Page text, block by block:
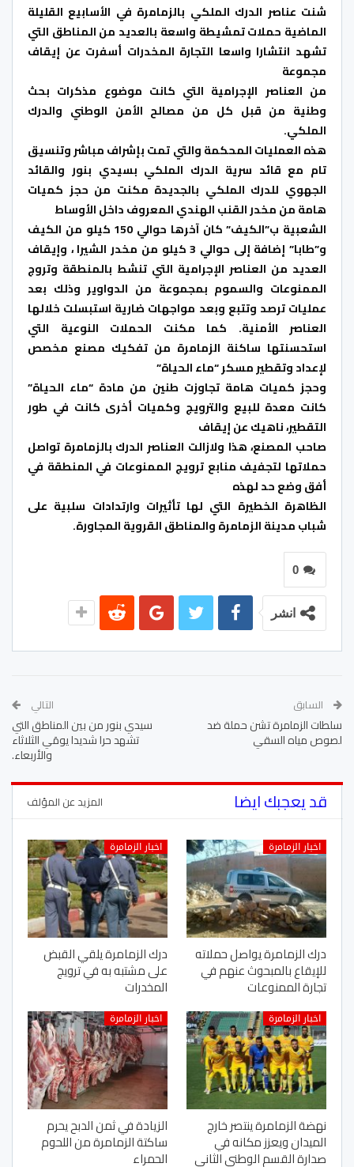
شنت عناصر الدرك الملكي بالزمامرة في الأسابيع القليلة
الماضية حملات تمشيطة واسعة بالعديد من المناطق التي
تشهد انتشارا واسعا التجارة المخدرات أسفرت عن إيقاف
مجموعة
من العناصر الإجرامية التي كانت موضوع مذكرات بحث
وطنية من قبل كل من مصالح الأمن الوطني والدرك
الملكي.
هذه العمليات المحكمة والتي تمت بإشراف مباشر وتنسيق
تام مع قائد سرية الدرك الملكي بسيدي بنور والقائد
الجهوي للدرك الملكي بالجديدة مكنت من حجز كميات
هامة من مخدر القنب الهندي المعروف داخل الأوساط
الشعبية ب”الكيف” كان آخرها حوالي 150 كيلو من الكيف
و”طابا” إضافة إلى حوالي 3 كيلو من مخدر الشيرا ، وإيقاف
العديد من العناصر الإجرامية التي تنشط بالمنطقة وتروج
الممنوعات والسموم بمجموعة من الدواوير وذلك بعد
عمليات ترصد وتتبع وبعد مواجهات ضارية استبسلت خلالها
العناصر الأمنية. كما مكنت الحملات النوعية التي
استحسنتها ساكنة الزمامرة من تفكيك مصنع مخصص
لإعداد وتقطير مسكر “ماء الحياة”
وحجز كميات هامة تجاوزت طنين من مادة “ماء الحياة”
كانت معدة للبيع والترويج وكميات أخرى كانت في طور
التقطير، ناهيك عن إيقاف
صاحب المصنع، هذا ولازالت العناصر الدرك بالزمامرة تواصل
حملاتها لتجفيف منابع ترویج الممنوعات في المنطقة في
أفق وضع حد لهذه
الظاهرة الخطيرة التي لها تأثيرات وارتدادات سلبية على
شباب مدينة الزمامرة والمناطق القروية المجاورة.
0
انشر
السابق
سلطات الزمامرة تشن حملة ضد
لصوص مياه السقي
التالي
سيدي بنور من بين المناطق التي
تشهد حرا شديدا يومَي الثلاثاء
والأربعاء.
قد يعجبك ايضا المزيد عن المؤلف
اخبار الزمامرة
درك الزمامرة يواصل حملاته
للإيقاع بالمبحوث عنهم في
تجارة الممنوعات
اخبار الزمامرة
درك الزمامرة يلقي القبض
على مشتبه به في ترويج
المخدرات
اخبار الزمامرة
نهضة الزمامرة ينتصر خارج
الميدان ويعزز مكانه في
صدارة القسم الوطني الثاني
اخبار الزمامرة
الزيادة في ثمن الدبح يحرم
ساكتة الزمامرة من اللحوم
الحمراء